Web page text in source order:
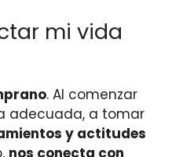
mi vida
. Al comenzar
adecuada, a tomar
y actitudes
nos conecta con